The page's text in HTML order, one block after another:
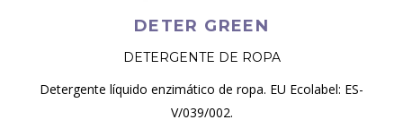
DETER GREEN
DETERGENTE DE ROPA
Detergente líquido enzimático de ropa. EU Ecolabel: ES-
V/039/002.